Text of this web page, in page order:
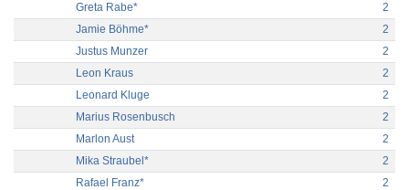
Greta Rabe*
2
Jamie Böhme*
2
Justus Munzer
2
Leon Kraus
2
Leonard Kluge
2
Marius Rosenbusch
2
Marlon Aust
2
Mika Straubel*
2
Rafael Franz*
2